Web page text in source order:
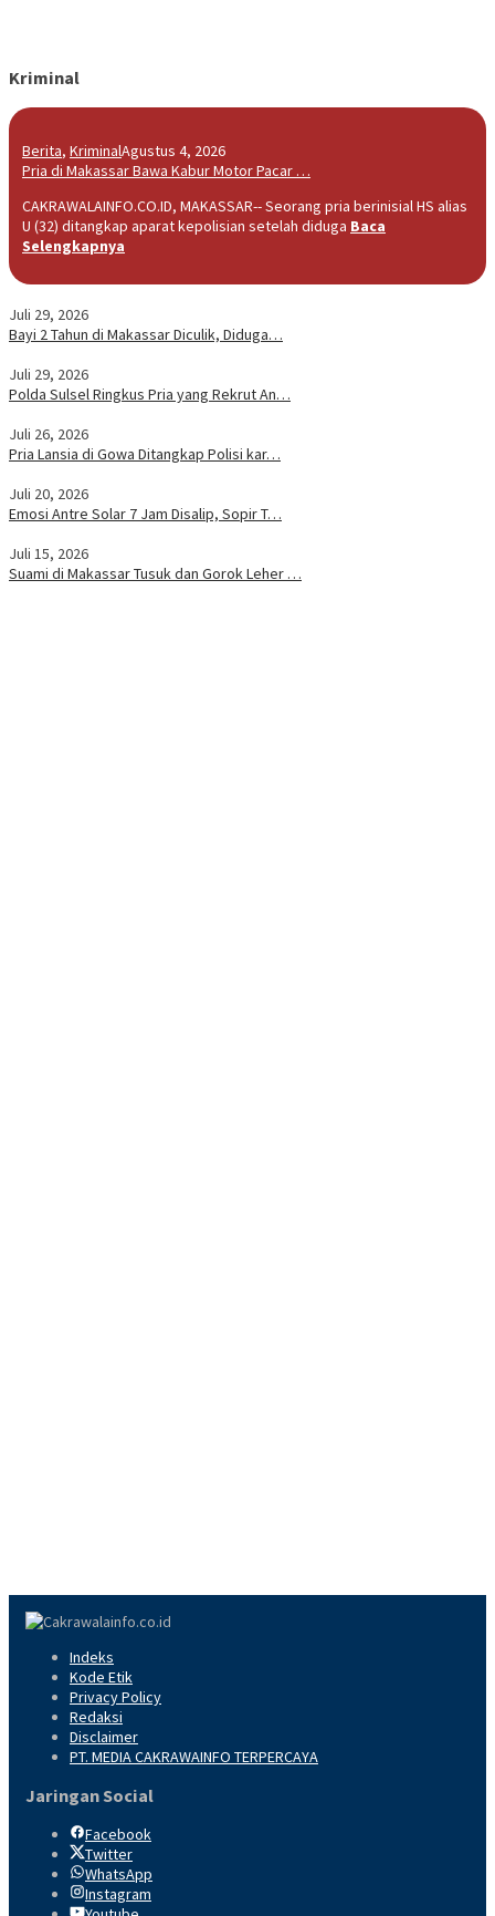
Kriminal
Berita, KriminalAgustus 4, 2026
Pria di Makassar Bawa Kabur Motor Pacar …
CAKRAWALAINFO.CO.ID, MAKASSAR-- Seorang pria berinisial HS alias
U (32) ditangkap aparat kepolisian setelah diduga Baca
Selengkapnya
Juli 29, 2026
Bayi 2 Tahun di Makassar Diculik, Diduga…
Juli 29, 2026
Polda Sulsel Ringkus Pria yang Rekrut An…
Juli 26, 2026
Pria Lansia di Gowa Ditangkap Polisi kar…
Juli 20, 2026
Emosi Antre Solar 7 Jam Disalip, Sopir T…
Juli 15, 2026
Suami di Makassar Tusuk dan Gorok Leher …
Indeks
Kode Etik
Privacy Policy
Redaksi
Disclaimer
PT. MEDIA CAKRAWAINFO TERPERCAYA
Jaringan Social
Facebook
Twitter
WhatsApp
Instagram